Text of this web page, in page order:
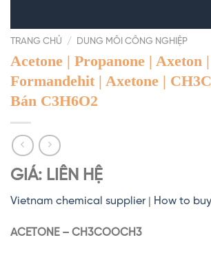
TRANG CHỦ / DUNG MÔI CÔNG NGHIỆP
Acetone | Propanone | Axeton
Formandehit | Axetone |
Bán C3H6O2
GIÁ: LIÊN HỆ
Vietnam chemical supplier | How to
ACETONE – CH3COOCH3